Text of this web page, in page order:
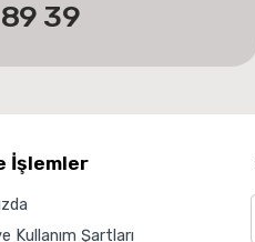
39
İşlemler
Kullanım Şartları